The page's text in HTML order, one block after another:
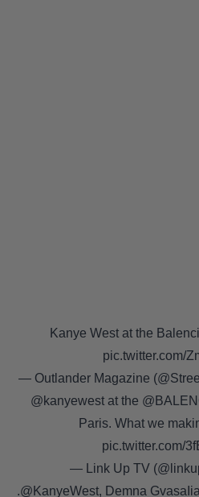
Kanye West at the
pic.twitter.com/
— Outlander Magazine
@kanyewestat the
Paris. What we
pic.twitter.com/
— Link Up TV
.@KanyeWest, Demna